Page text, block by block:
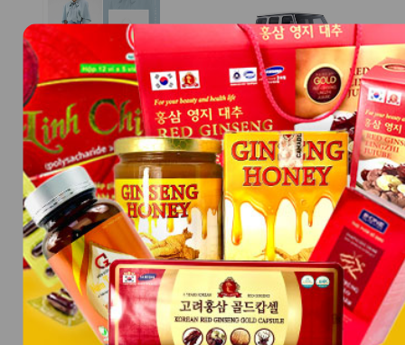
Thời Trang & Phong Cách Xe & Đam Mê
Công Nghiệp